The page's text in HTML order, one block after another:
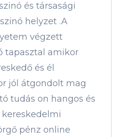
és társasági
helyzet .A
végzett
tapasztal amikor
és él
jól átgondolt mag
tudás on hangos és
kereskedelmi
pénz online